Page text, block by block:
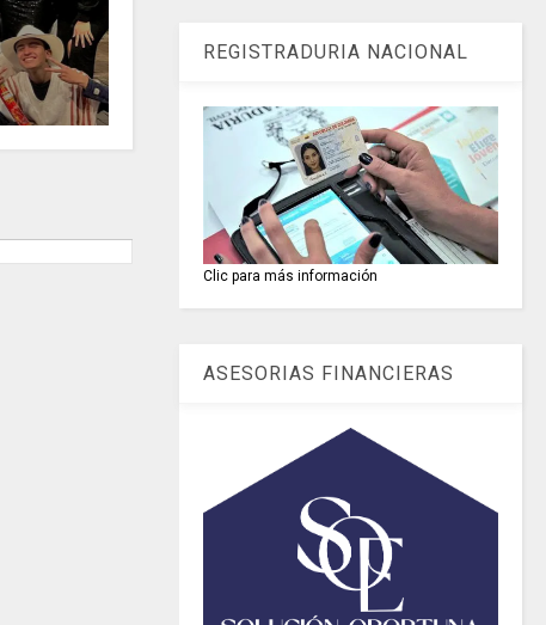
REGISTRADURIA NACIONAL
Clic para más información
ASESORIAS FINANCIERAS